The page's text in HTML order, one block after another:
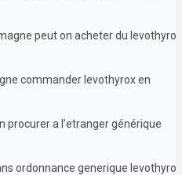
peut on acheter du levothyrox
commander levothyrox en
procurer a l’etranger générique
ordonnance generique levothyrox